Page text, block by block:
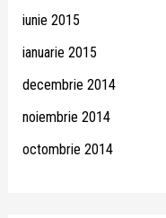
iunie 2015
ianuarie 2015
decembrie 2014
noiembrie 2014
octombrie 2014